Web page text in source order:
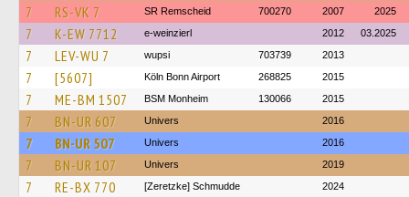
7 RS-VK 7 SR Remscheid 700270 2007 2025
7 K-EW 7712 e-weinzierl 2012 03.2025
7 LEV-WU 7 wupsi 703739 2013
7 [5607] Köln Bonn Airport 268825 2015
7 ME-BM 1507 BSM Monheim 130066 2015
7 BN-UR 607 Univers 2016
7 BN-UR 507 Univers 2016
7 BN-UR 107 Univers 2019
7 RE-BX 770 [Zeretzke] Schmudde 2024